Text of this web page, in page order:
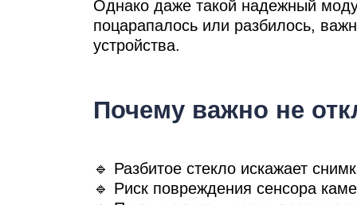
Однако даже такой надежный
поцарапалось или разбилось,
устройства.
Почему важно не
🔹 Разбитое стекло искажает
🔹 Риск повреждения сенсора